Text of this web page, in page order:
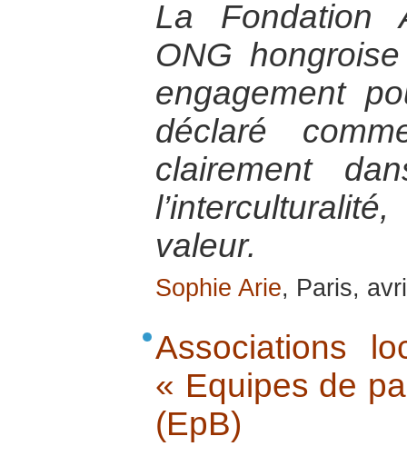
La Fondation
ONG
engagement
déclaré
clairement
valeur.
Sophie Arie, Paris,
Associations
« Equipes de
(EpB)